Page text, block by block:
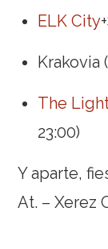
ELK City
Krakovia
The
23:00)
Y aparte,
At. – Xerez